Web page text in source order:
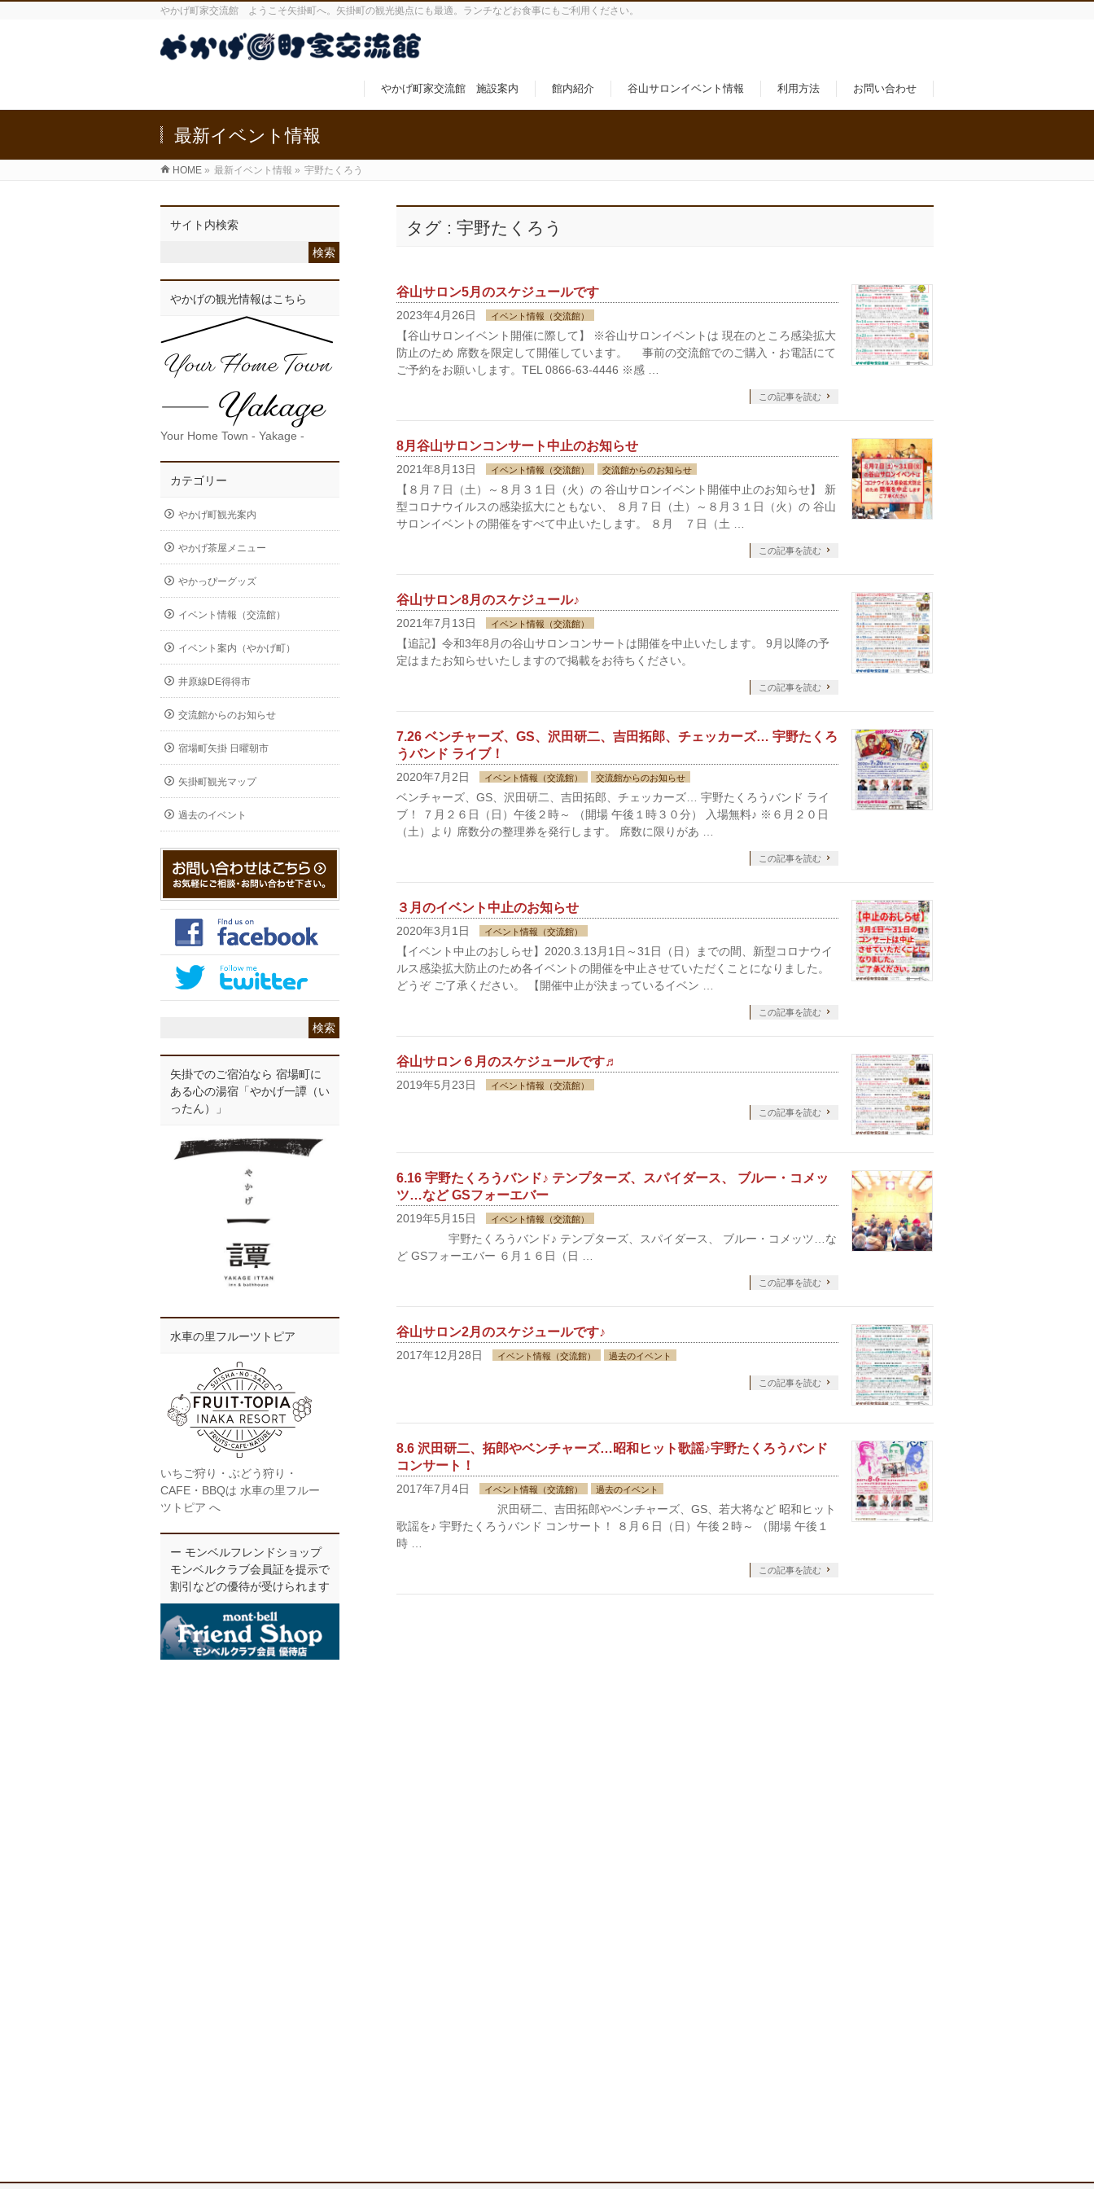
やかげ町家交流館 ようこそ矢掛町へ。矢掛町の観光拠点にも最適。ランチなどお食事にもご利用ください。
やかげ町家交流館 施設案内 館内紹介 谷山サロンイベント情報 利用方法 お問い合わせ
最新イベント情報
HOME » 最新イベント情報 » 宇野たくろう
タグ : 宇野たくろう
谷山サロン5月のスケジュールです
2023年4月26日 イベント情報（交流館）
【谷山サロンイベント開催に際して】 ※谷山サロンイベントは 現在のところ感染拡大
防止のため 席数を限定して開催しています。 事前の交流館でのご購入・お電話にて
ご予約をお願いします。TEL 0866-63-4446 ※感 …
この記事を読む
8月谷山サロンコンサート中止のお知らせ
2021年8月13日 イベント情報（交流館） 交流館からのお知らせ
【８月７日（土）～８月３１日（火）の 谷山サロンイベント開催中止のお知らせ】 新
型コロナウイルスの感染拡大にともない、 ８月７日（土）～８月３１日（火）の 谷山
サロンイベントの開催をすべて中止いたします。 ８月 ７日（土 …
この記事を読む
谷山サロン8月のスケジュール♪
2021年7月13日 イベント情報（交流館）
【追記】令和3年8月の谷山サロンコンサートは開催を中止いたします。 9月以降の予
定はまたお知らせいたしますので掲載をお待ちください。
この記事を読む
7.26 ベンチャーズ、GS、沢田研二、吉田拓郎、チェッカーズ… 宇野たくろ
うバンド ライブ！
2020年7月2日 イベント情報（交流館） 交流館からのお知らせ
ベンチャーズ、GS、沢田研二、吉田拓郎、チェッカーズ… 宇野たくろうバンド ライ
ブ！ ７月２６日（日）午後２時～ （開場 午後１時３０分） 入場無料♪ ※６月２０日
（土）より 席数分の整理券を発行します。 席数に限りがあ …
この記事を読む
３月のイベント中止のお知らせ
2020年3月1日 イベント情報（交流館）
【イベント中止のおしらせ】2020.3.13月1日～31日（日）までの間、新型コロナウイ
ルス感染拡大防止のため各イベントの開催を中止させていただくことになりました。
どうぞ ご了承ください。 【開催中止が決まっているイベン …
この記事を読む
谷山サロン６月のスケジュールです♬
2019年5月23日 イベント情報（交流館）
この記事を読む
6.16 宇野たくろうバンド♪ テンプターズ、スパイダース、 ブルー・コメッ
ツ…など GSフォーエバー
2019年5月15日 イベント情報（交流館）
宇野たくろうバンド♪ テンプターズ、スパイダース、 ブルー・コメッツ…な
ど GSフォーエバー ６月１６日（日 …
この記事を読む
谷山サロン2月のスケジュールです♪
2017年12月28日 イベント情報（交流館） 過去のイベント
この記事を読む
8.6 沢田研二、拓郎やベンチャーズ…昭和ヒット歌謡♪宇野たくろうバンド
コンサート！
2017年7月4日 イベント情報（交流館） 過去のイベント
沢田研二、吉田拓郎やベンチャーズ、GS、若大将など 昭和ヒット
歌謡を♪ 宇野たくろうバンド コンサート！ ８月６日（日）午後２時～ （開場 午後１
時 …
この記事を読む
サイト内検索
やかげの観光情報はこちら
Your Home Town - Yakage -
カテゴリー
やかげ町観光案内
やかげ茶屋メニュー
やかっぴーグッズ
イベント情報（交流館）
イベント案内（やかげ町）
井原線DE得得市
交流館からのお知らせ
宿場町矢掛 日曜朝市
矢掛町観光マップ
過去のイベント
矢掛でのご宿泊なら 宿場町に
ある心の湯宿「やかげ一譚（い
ったん）」
水車の里フルーツトピア
いちご狩り・ぶどう狩り・
CAFE・BBQは 水車の里フルー
ツトピア へ
ー モンベルフレンドショップ
モンベルクラブ会員証を提示で
割引などの優待が受けられます